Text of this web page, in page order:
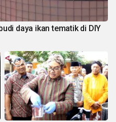
daya ikan tematik di DIY